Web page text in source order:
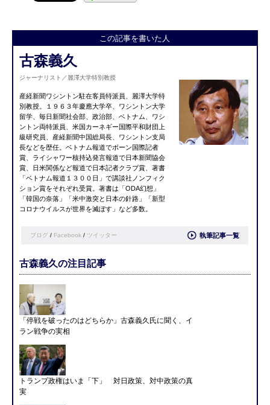
この記事を書いた人
古森義久
ジャーナリスト／麗澤大学特別教授
産経新聞ワシントン駐在客員特派員、麗澤大学特
別教授。１９６３年慶應大学卒、ワシントン大学
留学、毎日新聞社会部、政治部、ベトナム、ワシ
ントン両特派員、米国カーネギー国際平和財団上
級研究員、産経新聞中国総局長、ワシントン支局
長などを歴任。ベトナム報道でボーン国際記者
賞、ライシャワー核持込発言報道で日本新聞協会
賞、日米関係など報道で日本記者クラブ賞、著書
「ベトナム報道１３００日」で講談社ノンフィク
ション賞をそれぞれ受賞。著書は「ODA幻想」
「韓国の奈落」「米中激突と日本の針路」「新型
コロナウイルスが世界を滅ぼす」など多数。
ブログ / Facebook / ツイッター 執筆記事一覧
古森義久の注目記事
「停戦を破ったのはどちらか」古森義久氏に聞く、イ
ラン戦争の実相
トランプ政権はいま「下」 対日政策、対中政策の真
実